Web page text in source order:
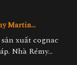
Martin...
xuất cognac
Nhà Rémy...